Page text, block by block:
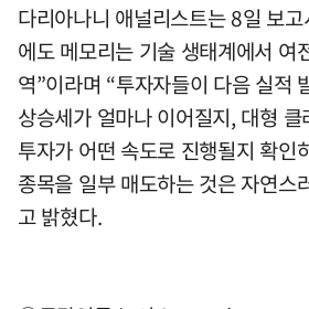
다리아나니 애널리스트는 8일 보
에도 메모리는 기술 생태계에서 여
역”이라며 “투자자들이 다음 실적
상승세가 얼마나 이어질지, 대형
투자가 어떤 속도로 진행될지 확인
종목을 일부 매도하는 것은 자연스
고 밝혔다.